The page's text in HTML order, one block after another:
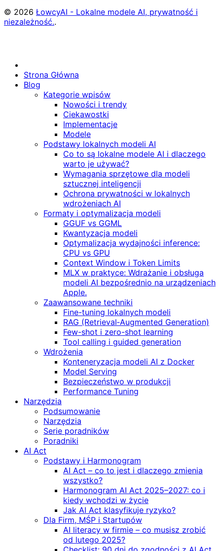
© 2026 ŁowcyAI - Lokalne modele AI, prywatność i
niezależność..
Strona Główna
Blog
Kategorie wpisów
Nowości i trendy
Ciekawostki
Implementacje
Modele
Podstawy lokalnych modeli AI
Co to są lokalne modele AI i dlaczego
warto je używać?
Wymagania sprzętowe dla modeli
sztucznej inteligencji
Ochrona prywatności w lokalnych
wdrożeniach AI
Formaty i optymalizacja modeli
GGUF vs GGML
Kwantyzacja modeli
Optymalizacja wydajności inference:
CPU vs GPU
Context Window i Token Limits
MLX w praktyce: Wdrażanie i obsługa
modeli AI bezpośrednio na urządzeniach
Apple.
Zaawansowane techniki
Fine-tuning lokalnych modeli
RAG (Retrieval‑Augmented Generation)
Few-shot i zero-shot learning
Tool calling i guided generation
Wdrożenia
Konteneryzacja modeli AI z Docker
Model Serving
Bezpieczeństwo w produkcji
Performance Tuning
Narzędzia
Podsumowanie
Narzędzia
Serie poradników
Poradniki
AI Act
Podstawy i Harmonogram
AI Act – co to jest i dlaczego zmienia
wszystko?
Harmonogram AI Act 2025–2027: co i
kiedy wchodzi w życie
Jak AI Act klasyfikuje ryzyko?
Dla Firm, MŚP i Startupów
AI literacy w firmie – co musisz zrobić
od lutego 2025?